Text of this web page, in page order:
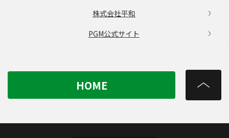
株式会社平和
PGM公式サイト
HOME